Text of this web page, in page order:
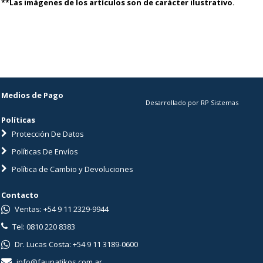
**Las imágenes de los artículos son de carácter ilustrativo.
Medios de Pago
Políticas
Protección De Datos
Políticas De Envíos
Política de Cambio y Devoluciones
Desarrollado por RP Sistemas
Contacto
Ventas: +54 9 11 2329-9944
Tel: 0810 220 8383
Dr. Lucas Costa: +54 9 11 3189-0600